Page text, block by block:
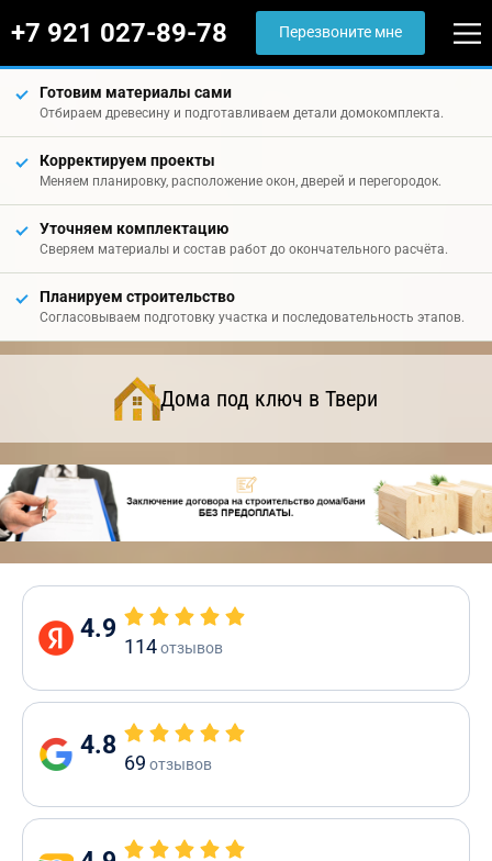
+7 921 027-89-78 Перезвоните мне
Готовим материалы сами
Отбираем древесину и подготавливаем детали домокомплекта.
Корректируем проекты
Меняем планировку, расположение окон, дверей и перегородок.
Уточняем комплектацию
Сверяем материалы и состав работ до окончательного расчёта.
Планируем строительство
Согласовываем подготовку участка и последовательность этапов.
Дома под ключ в Твери
4.9
114отзывов
4.8
69 отзывов